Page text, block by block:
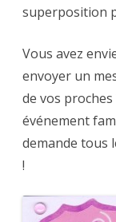
superposition
Vous avez
envoyer un
de vos
événement
demande tous
!